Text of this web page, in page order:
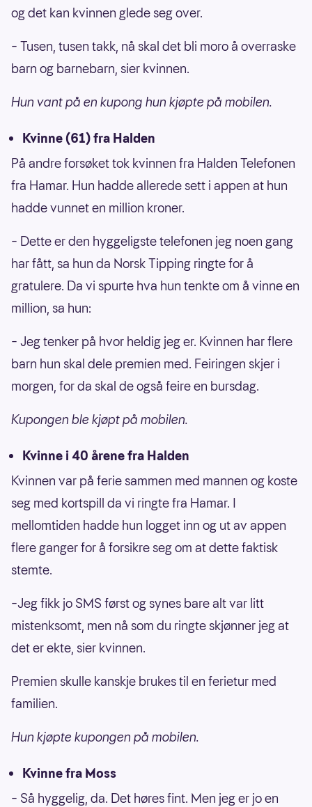
og det kan kvinnen glede seg over.
– Tusen, tusen takk, nå skal det bli moro å overraske
barn og barnebarn, sier kvinnen.
Hun vant på en kupong hun kjøpte på mobilen.
Kvinne (61) fra Halden
På andre forsøket tok kvinnen fra Halden Telefonen
fra Hamar. Hun hadde allerede sett i appen at hun
hadde vunnet en million kroner.
– Dette er den hyggeligste telefonen jeg noen gang
har fått, sa hun da Norsk Tipping ringte for å
gratulere. Da vi spurte hva hun tenkte om å vinne en
million, sa hun:
– Jeg tenker på hvor heldig jeg er. Kvinnen har flere
barn hun skal dele premien med. Feiringen skjer i
morgen, for da skal de også feire en bursdag.
Kupongen ble kjøpt på mobilen.
Kvinne i 40 årene fra Halden
Kvinnen var på ferie sammen med mannen og koste
seg med kortspill da vi ringte fra Hamar. I
mellomtiden hadde hun logget inn og ut av appen
flere ganger for å forsikre seg om at dette faktisk
stemte.
–Jeg fikk jo SMS først og synes bare alt var litt
mistenksomt, men nå som du ringte skjønner jeg at
det er ekte, sier kvinnen.
Premien skulle kanskje brukes til en ferietur med
familien.
Hun kjøpte kupongen på mobilen.
Kvinne fra Moss
– Så hyggelig, da. Det høres fint. Men jeg er jo en